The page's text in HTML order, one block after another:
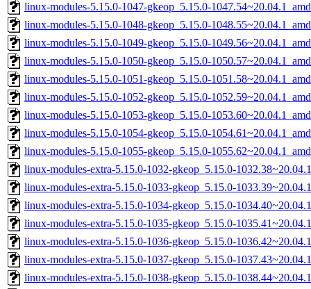
linux-modules-5.15.0-1047-gkeop_5.15.0-
linux-modules-5.15.0-1048-gkeop_5.15.0-
linux-modules-5.15.0-1049-gkeop_5.15.0-
linux-modules-5.15.0-1050-gkeop_5.15.0-
linux-modules-5.15.0-1051-gkeop_5.15.0-
linux-modules-5.15.0-1052-gkeop_5.15.0-
linux-modules-5.15.0-1053-gkeop_5.15.0-
linux-modules-5.15.0-1054-gkeop_5.15.0-
linux-modules-5.15.0-1055-gkeop_5.15.0-
linux-modules-extra-5.15.0-1032-gkeop_5.15.0-
linux-modules-extra-5.15.0-1033-gkeop_5.15.0-
linux-modules-extra-5.15.0-1034-gkeop_5.15.0-
linux-modules-extra-5.15.0-1035-gkeop_5.15.0-
linux-modules-extra-5.15.0-1036-gkeop_5.15.0-
linux-modules-extra-5.15.0-1037-gkeop_5.15.0-
linux-modules-extra-5.15.0-1038-gkeop_5.15.0-